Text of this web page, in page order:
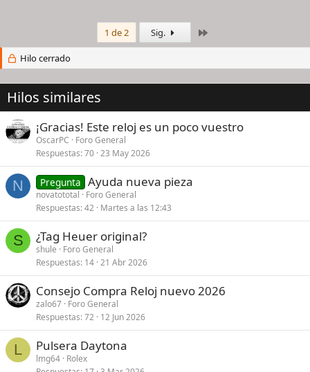
1 de 2 Sig.
Hilo cerrado
Hilos similares
¡Gracias! Este reloj es un poco vuestro
OscarPC
Foro General
Respuestas 70 23 May 2026
N Pregunta Ayuda nueva pieza
novatototal
Foro General
Respuestas 42 Martes a las 12:43
S ¿Tag Heuer original?
shule
Foro General
Respuestas 14 21 Abr 2026
Consejo Compra Reloj nuevo 2026
zalo67 Foro General
Respuestas 72 12 Jun 2026
L Pulsera Daytona
lmg64 Rolex